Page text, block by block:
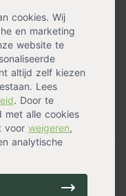
cookies. Wij
en marketing
website te
altijd zelf kiezen
Lees
. Door te
met alle cookies
voor weigeren,
analytische
met een sterke
600 mm en staat
hoogte is 210 mm.
moeiteloos de
Magma vuurschaal
staan!
De Helios is
waardoor deze
Terras